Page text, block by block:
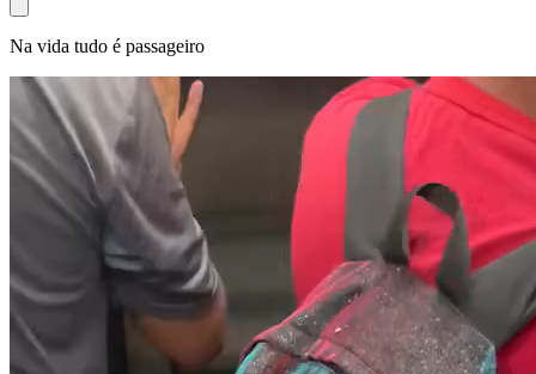
Na vida tudo é passageiro